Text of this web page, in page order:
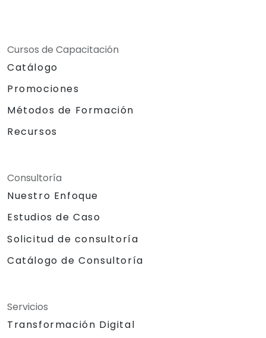
Cursos de Capacitación
Catálogo
Promociones
Métodos de Formación
Recursos
Consultoría
Nuestro Enfoque
Estudios de Caso
Solicitud de consultoría
Catálogo de Consultoría
Servicios
Transformación Digital